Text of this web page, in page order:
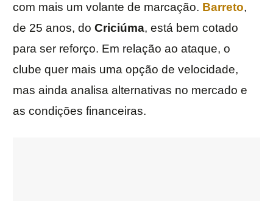
com mais um volante de marcação. Barreto,
de 25 anos, do Criciúma, está bem cotado
para ser reforço. Em relação ao ataque, o
clube quer mais uma opção de velocidade,
mas ainda analisa alternativas no mercado e
as condições financeiras.